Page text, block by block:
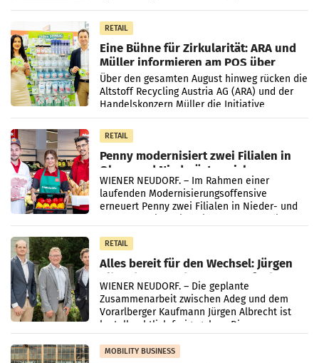
RETAIL
Eine Bühne für Zirkularität: ARA und
Müller informieren am POS über
Kreislauffähigkeit
Über den gesamten August hinweg rücken die
Altstoff Recycling Austria AG (ARA) und der
Handelskonzern Müller die Initiative
„Kreislauf-Helden“ in allen österreichischen
Müller-Filialen
RETAIL
Penny modernisiert zwei Filialen in
Ober- und Niederösterreich
WIENER NEUDORF. – Im Rahmen einer
laufenden Modernisierungsoffensive
erneuert Penny zwei Filialen in Nieder- und
RETAIL
Alles bereit für den Wechsel: Jürgen
Albrecht setzt ab 1.1.2027 auf Adeg
WIENER NEUDORF. – Die geplante
Zusammenarbeit zwischen Adeg und dem
Vorarlberger Kaufmann Jürgen Albrecht ist
kartellrechtlich freigegeben: Die
Bundeswettbewerbsbehörde und der
Bundeskartellanwalt
MOBILITY BUSINESS